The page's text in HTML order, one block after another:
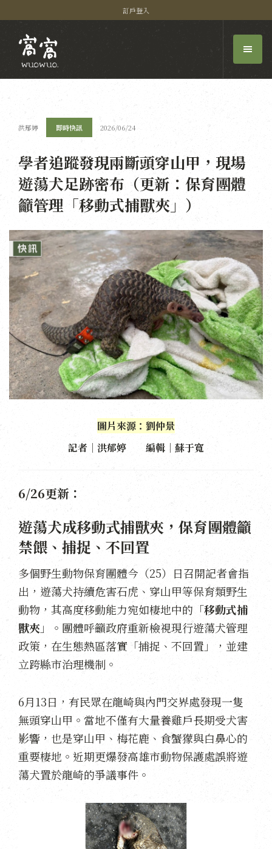
訂戶登入
洪郁婷 即時快訊 2026/06/24
學者追蹤發現兩斷頭穿山甲，現場
遊蕩犬足跡密布（更新：保育團體
籲管理「移動式捕獸夾」）
圖片來源：劉仲景
記者｜洪郁婷 編輯｜蘇于寬
6/26更新：
遊蕩犬成移動式捕獸夾，保育團體籲
禁餵、捕捉、不回置
多個野生動物保育團體今（25）日召開記者會指
出，遊蕩犬持續危害石虎、穿山甲等保育類野生
動物，其高度移動能力宛如棲地中的「移動式捕
獸夾」。團體呼籲政府重新檢視現行遊蕩犬管理
政策，在生態熱區落實「捕捉、不回置」，並建
立跨縣市治理機制。
6月13日，有民眾在龍崎與內門交界處發現一隻
無頭穿山甲。當地不僅有大量養雞戶長期受犬害
影響，也是穿山甲、梅花鹿、食蟹獴與白鼻心的
重要棲地。近期更爆發高雄市動物保護處誤將遊
蕩犬置於龍崎的爭議事件。